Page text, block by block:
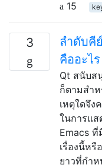
15
3
ลำดับคี
คืออะไร
Qt สนับส
ก็ตามสำ
เหตุใดจึ
ในการแส
Emacs
เรื่องนี้หรื
ยาวที่กำ